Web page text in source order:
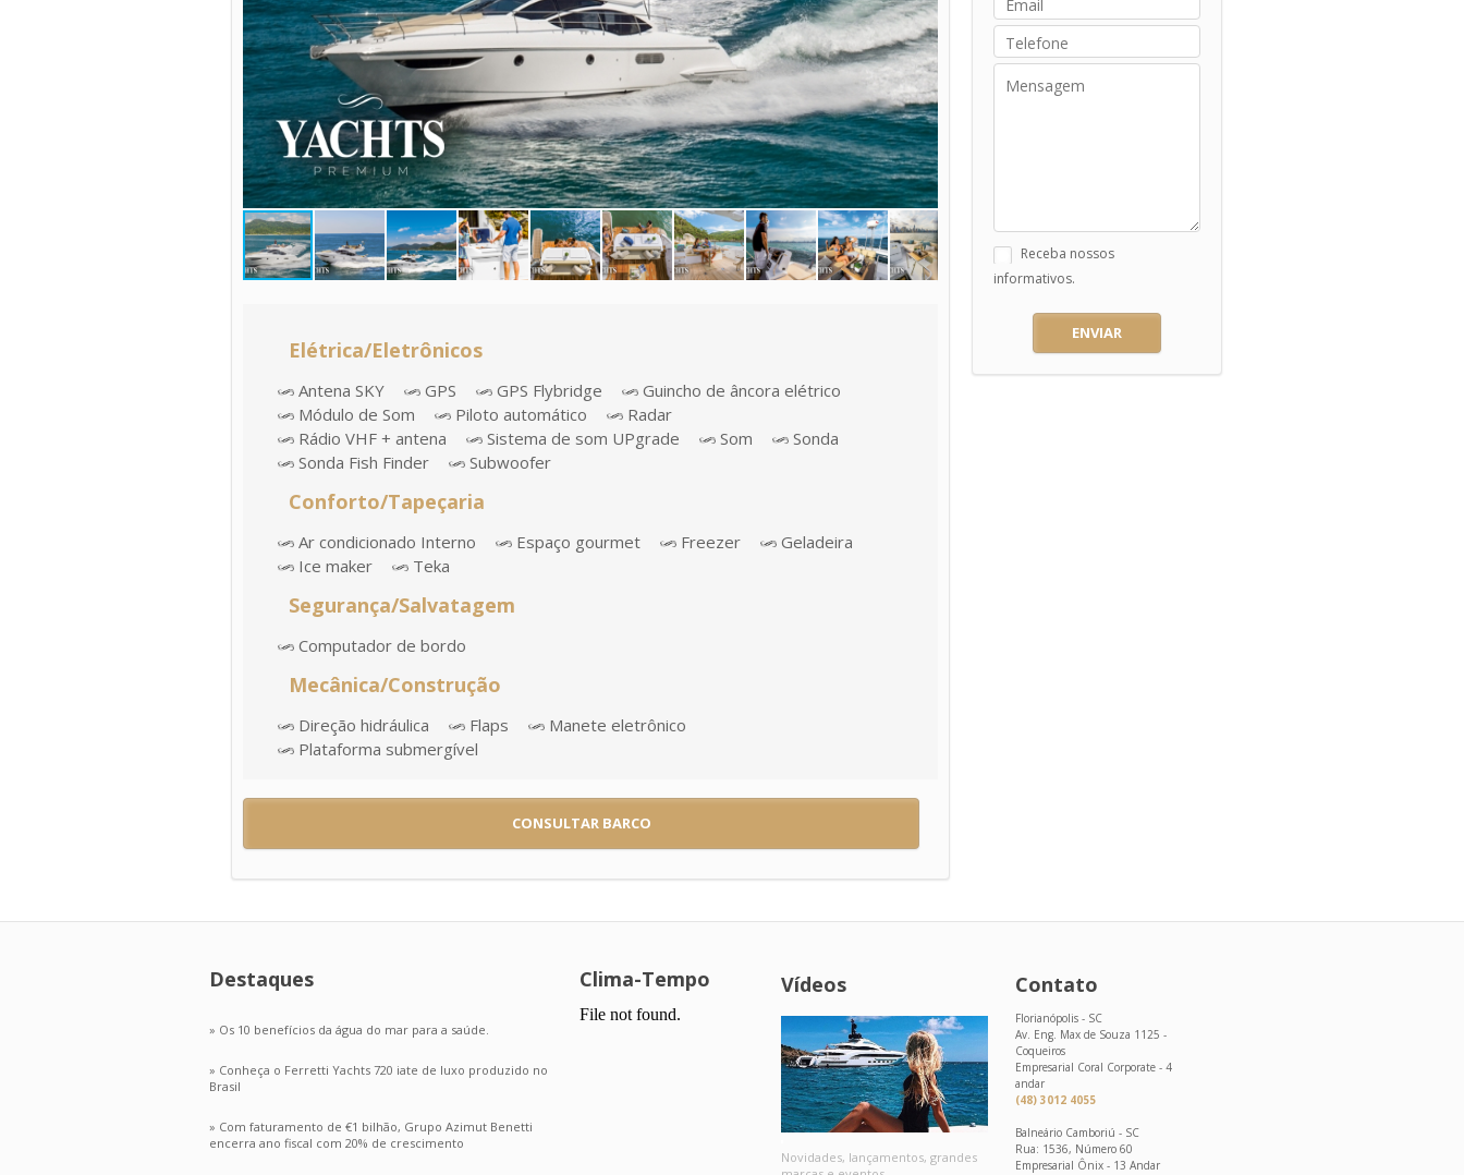
Elétrica/Eletrônicos
Antena SKY GPS GPS Flybridge
Guincho de âncora elétrico
Módulo de Som
Piloto automático
Radar
Rádio VHF + antena
Sistema de som UPgrade Som
Sonda
Sonda Fish Finder
Subwoofer
Conforto/Tapeçaria
Ar condicionado Interno Espaço gourmet Freezer
Geladeira
Ice maker
Teka
Segurança/Salvatagem
Computador de bordo
Mecânica/Construção
Direção hidráulica Flaps
Manete eletrônico
Plataforma submergível
CONSULTAR BARCO
Receba nossos
informativos.
ENVIAR
Destaques
» Os 10 benefícios da água do mar para a saúde.
» Conheça o Ferretti Yachts 720 iate de luxo produzido no
Brasil
» Com faturamento de €1 bilhão, Grupo Azimut Benetti
encerra ano fiscal com 20% de crescimento
Clima-Tempo Vídeos
Novidades, lançamentos, grandes
Contato
Florianópolis - SC
Av. Eng. Max de Souza 1125 -
Coqueiros
Empresarial Coral Corporate - 4
andar
(48) 3012 4055
Balneário Camboriú - SC
Rua: 1536, Número 60
Empresarial Ônix - 13 Andar